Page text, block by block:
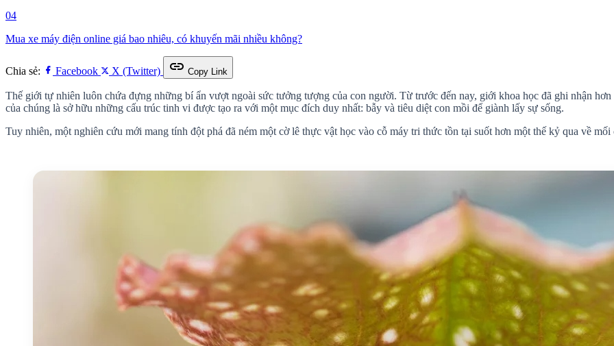
04
Mua xe máy điện online giá bao nhiêu, có khuyến mãi nhiều không?
Chia sẻ: Facebook X (Twitter) link Copy Link
Thế giới tự nhiên luôn chứa đựng những bí ẩn vượt ngoài sức tưởng tượng của con người. Từ trước đến nay, giới khoa học đã ghi nhận
của chúng là sở hữu những cấu trúc tinh vi được tạo ra với một mục đích duy nhất: bẫy và tiêu diệt con mồi để giành lấy sự sống.
Tuy nhiên, một nghiên cứu mới mang tính đột phá đã ném một cờ lê thực vật học vào cỗ máy tri thức tồn tại suốt hơn một thế kỷ qua về